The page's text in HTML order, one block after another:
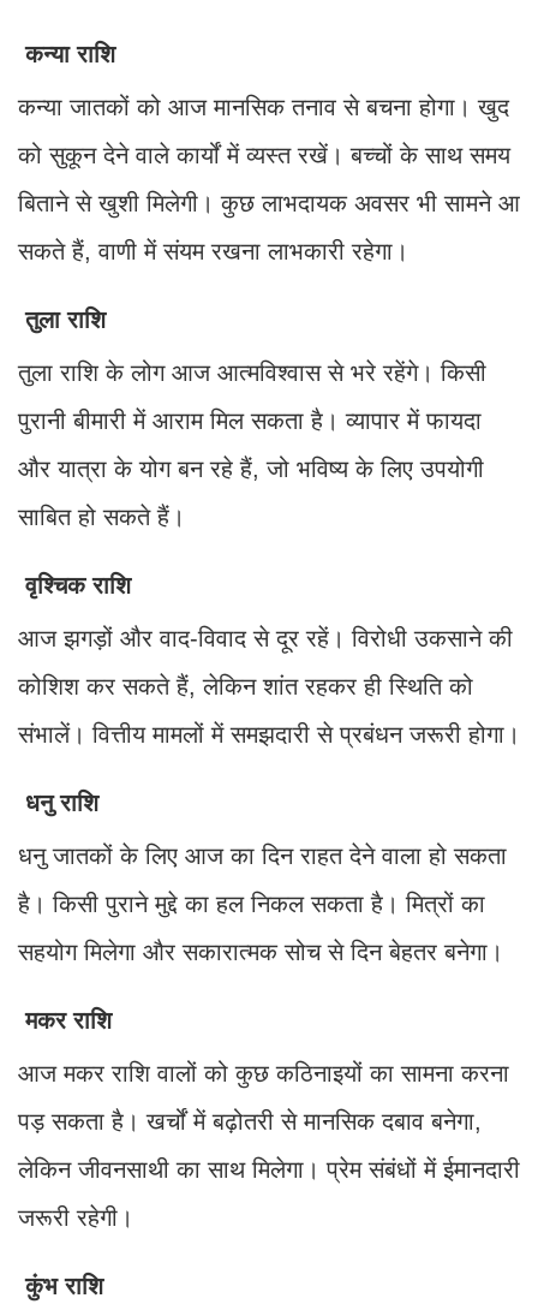
कन्या राशि
कन्या जातकों को आज मानसिक तनाव से बचना होगा। खुद
को सुकून देने वाले कार्यों में व्यस्त रखें। बच्चों के साथ समय
बिताने से खुशी मिलेगी। कुछ लाभदायक अवसर भी सामने आ
सकते हैं, वाणी में संयम रखना लाभकारी रहेगा।
तुला राशि
तुला राशि के लोग आज आत्मविश्वास से भरे रहेंगे। किसी
पुरानी बीमारी में आराम मिल सकता है। व्यापार में फायदा
और यात्रा के योग बन रहे हैं, जो भविष्य के लिए उपयोगी
साबित हो सकते हैं।
वृश्चिक राशि
आज झगड़ों और वाद-विवाद से दूर रहें। विरोधी उकसाने की
कोशिश कर सकते हैं, लेकिन शांत रहकर ही स्थिति को
संभालें। वित्तीय मामलों में समझदारी से प्रबंधन जरूरी होगा।
धनु राशि
धनु जातकों के लिए आज का दिन राहत देने वाला हो सकता
है। किसी पुराने मुद्दे का हल निकल सकता है। मित्रों का
सहयोग मिलेगा और सकारात्मक सोच से दिन बेहतर बनेगा।
मकर राशि
आज मकर राशि वालों को कुछ कठिनाइयों का सामना करना
पड़ सकता है। खर्चों में बढ़ोतरी से मानसिक दबाव बनेगा,
लेकिन जीवनसाथी का साथ मिलेगा। प्रेम संबंधों में ईमानदारी
जरूरी रहेगी।
कुंभ राशि